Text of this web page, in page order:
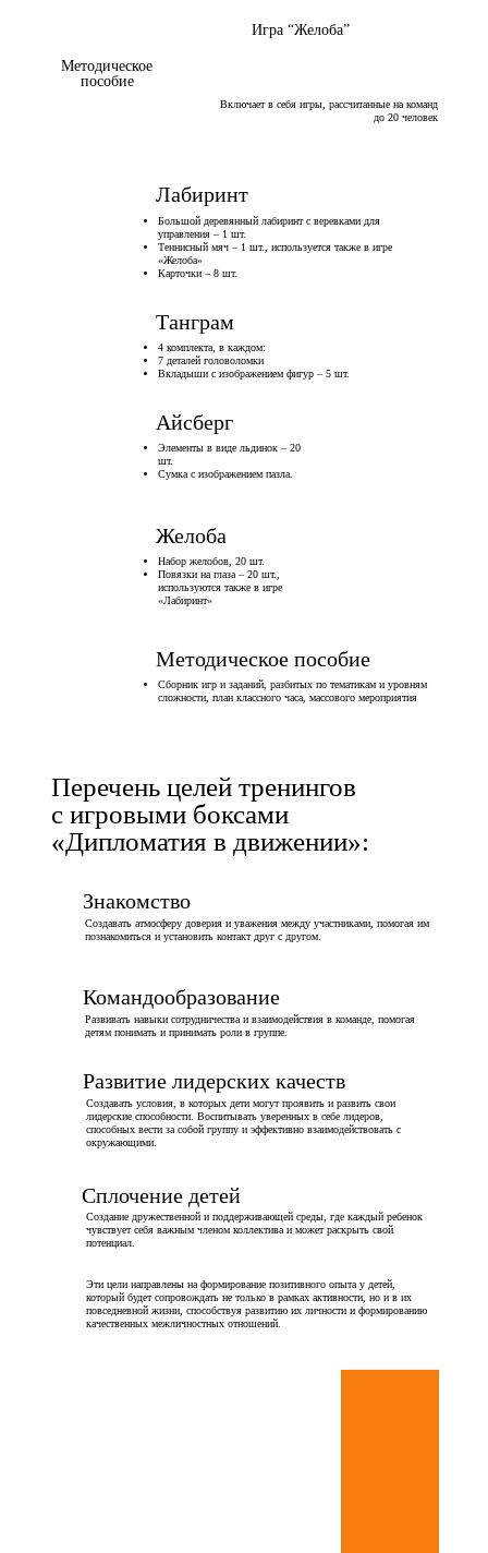
Включает в себя игры, рассчитанные на команд
до 20 человек
Игра “Желоба”
Методическое
пособие
Лабиринт
Танграм
Айсберг
Желоба
Методическое пособие
Большой деревянный лабиринт с веревками для
управления – 1 шт.
Теннисный мяч – 1 шт., используется также в игре
«Желоба»
Карточки – 8 шт.
4 комплекта, в каждом:
7 деталей головоломки
Вкладыши с изображением фигур – 5 шт.
Элементы в виде льдинок – 20
шт.
Сумка с изображением пазла.
Набор желобов, 20 шт.
Повязки на глаза – 20 шт.,
используются также в игре
«Лабиринт»
Сборник игр и заданий, разбитых по тематикам и уровням
сложности, план классного часа, массового мероприятия
Перечень целей тренингов
с игровыми боксами
«Дипломатия в движении»:
Знакомство
Командообразование
Развитие лидерских качеств
Сплочение детей
Создавать атмосферу доверия и уважения между участниками, помогая им
познакомиться и установить контакт друг с другом.
Развивать навыки сотрудничества и взаимодействия в команде, помогая
детям понимать и принимать роли в группе.
Создавать условия, в которых дети могут проявить и развить свои
лидерские способности. Воспитывать уверенных в себе лидеров,
способных вести за собой группу и эффективно взаимодействовать с
окружающими.
Создание дружественной и поддерживающей среды, где каждый ребенок
чувствует себя важным членом коллектива и может раскрыть свой
потенциал.
Эти цели направлены на формирование позитивного опыта у детей,
который будет сопровождать не только в рамках активности, но и в их
повседневной жизни, способствуя развитию их личности и формированию
качественных межличностных отношений.